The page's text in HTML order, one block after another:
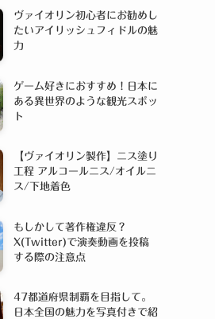
ヴァイオリン初心者にお勧めし
たいアイリッシュフィドルの魅
力
ゲーム好きにおすすめ！日本に
ある異世界のような観光スポッ
ト
【ヴァイオリン製作】ニス塗り
工程 アルコールニス/オイルニ
ス/下地着色
もしかして著作権違反？
X(Twitter)で演奏動画を投稿
する際の注意点
47都道府県制覇を目指して。
日本全国の魅力を写真付きで紹